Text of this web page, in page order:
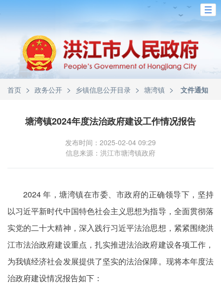
首页 > 政务公开 > 乡镇信息公开目录 > 塘湾镇 > 文件通知
塘湾镇2024年度法治政府建设工作情况报告
发布时间：2025-02-04 09:29
信息来源：洪江市塘湾镇政府
2024 年，塘湾镇在市委、市政府的正确领导下，坚持
以习近平新时代中国特色社会主义思想为指导，全面贯彻落
实党的二十大精神，深入践行习近平法治思想，紧紧围绕洪
江市法治政府建设重点，扎实推进法治政府建设各项工作，
为我镇经济社会发展提供了坚实的法治保障。现将本年度法
治政府建设情况报告如下：